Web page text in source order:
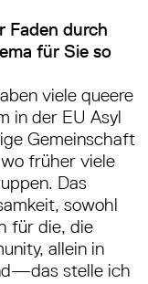
Faden durch
für Sie so
viele queere
in der EU Asyl
Gemeinschaft
früher viele
Das
sowohl
für die, die
allein in
—das stelle ich